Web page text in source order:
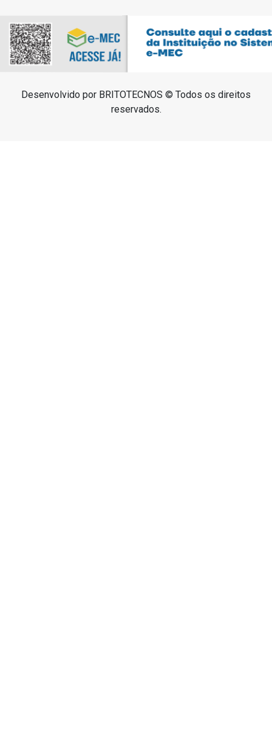
Desenvolvido por BRITOTECNOS © Todos os direitos
reservados.